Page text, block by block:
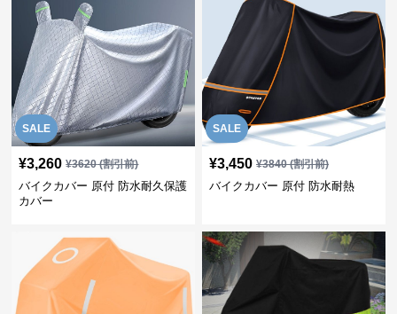
SALE
¥3,260 ¥3620(割引前)
バイクカバー 原付 防水耐久保護
カバー
SALE
¥3,450 ¥3840(割引前)
バイクカバー 原付 防水耐熱